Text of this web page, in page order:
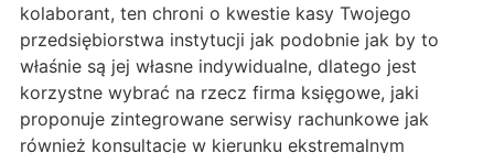
kolaborant, ten chroni o kwestie kasy Twojego
przedsiębiorstwa instytucji jak podobnie jak by to
właśnie są jej własne indywidualne, dlatego jest
korzystne wybrać na rzecz firma księgowe, jaki
proponuje zintegrowane serwisy rachunkowe jak
również konsultacje w kierunku ekstremalnym